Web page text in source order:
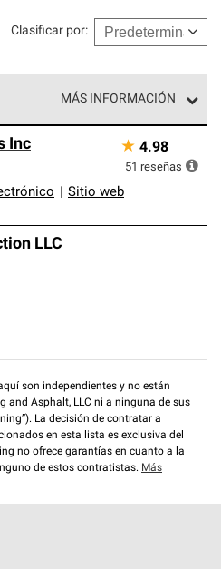
Clasificar por:
MÁS INFORMACIÓN
profesionales de techos
y requisitos estrictos
Inc
Sitio web
★ 4.98
51 reseñas
LLC
son independientes y no están
and Asphalt, LLC ni a ninguna de sus
La decisión de contratar a
en esta lista es exclusiva del
no ofrece garantías en cuanto a la
de estos contratistas. Más